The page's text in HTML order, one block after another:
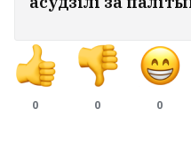
0 0 0
дэтэктывах Агаты